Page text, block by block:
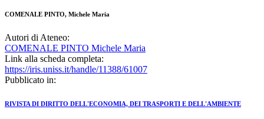
COMENALE PINTO, Michele Maria
Autori di Ateneo:
COMENALE PINTO Michele Maria
Link alla scheda completa:
https://iris.uniss.it/handle/11388/61007
Pubblicato in:
RIVISTA DI DIRITTO DELL'ECONOMIA, DEI TRASPORTI E DELL'AMBIENTE